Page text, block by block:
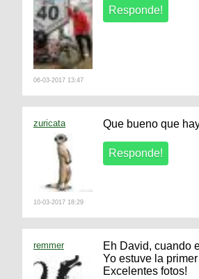
06-03-2017 13:47
zuricata
10-03-2017 18:29
Que bueno que
remmer
Eh David, cuando
Yo estuve la
Excelentes fotos!